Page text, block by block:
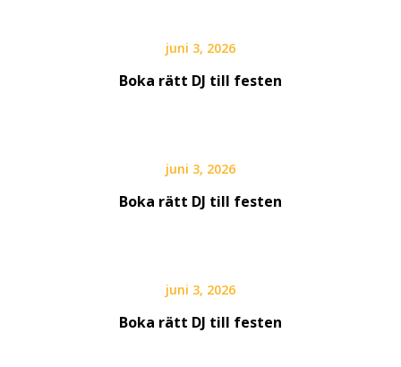
juni 3, 2026
Boka rätt DJ till festen
juni 3, 2026
Boka rätt DJ till festen
juni 3, 2026
Boka rätt DJ till festen